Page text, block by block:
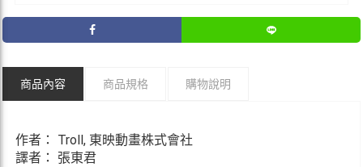
商品內容 商品規格 購物說明
作者： Troll, 東映動畫株式會社
譯者： 張東君